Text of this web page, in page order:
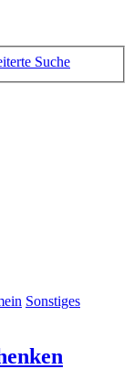
Suche
Sonstiges